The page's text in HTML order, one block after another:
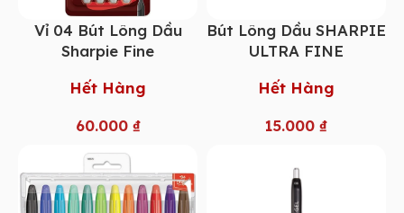
Vỉ 04 Bút Lông Dầu
Sharpie Fine
Hết Hàng
60.000 ₫
Bút Lông Dầu SHARPIE
ULTRA FINE
Hết Hàng
15.000₫